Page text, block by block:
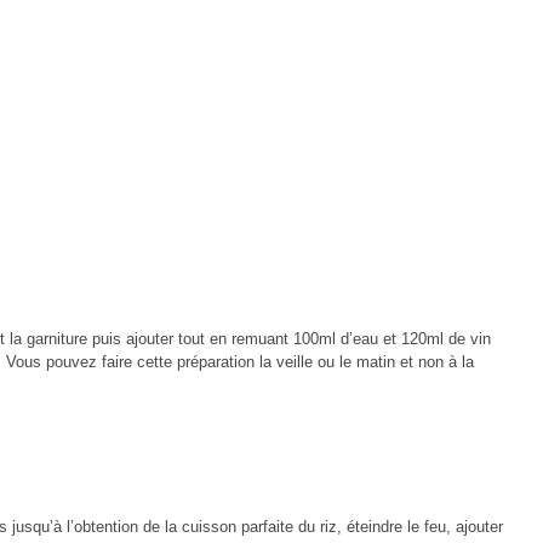
garniture puis ajouter tout en remuant 100ml d’eau et 120ml de vin
pouvez faire cette préparation la veille ou le matin et non à la
l’obtention de la cuisson parfaite du riz, éteindre le feu, ajouter